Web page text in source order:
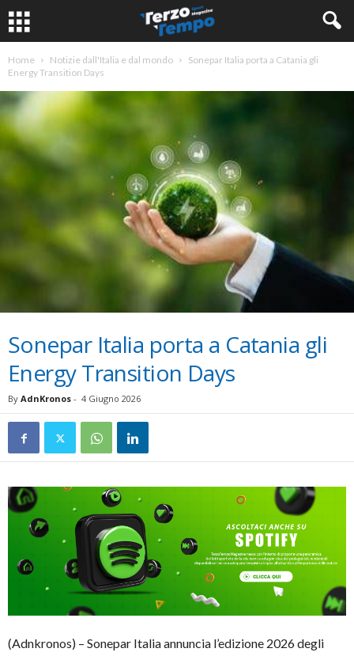
Home Notizie dall'Italia e dal mondo
Sonepar Italia porta a Catania gli
Energy Transition Days
Sonepar Italia porta a Catania gli
Energy Transition Days
By AdnKronos - 4 Giugno 2026
(Adnkronos) – Sonepar Italia annuncia l’edizione 2026 degli